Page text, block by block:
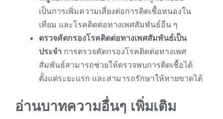
เป็นการเพิ่มความเสี่ยงต่อการติดเชื้อหนองใน
เทียม และโรคติดต่อทางเพศสัมพันธ์อื่น ๆ
ตรวจคัดกรองโรคติดต่อทางเพศสัมพันธ์เป็น
ประจำ การตรวจคัดกรองโรคติดต่อทางเพศ
สัมพันธ์สามารถช่วยให้ตรวจพบการติดเชื้อได้
ตั้งแต่ระยะแรก และสามารถรักษาให้หายขาดได้
อ่านบาทความอื่นๆ เพิ่มเติม